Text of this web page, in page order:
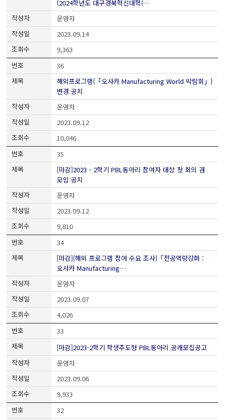
(2024학년도 대구경북혁신대학(…
운영자
2023.09.14
9,363
36
해외프로그램(「오사카 Manufacturing World 박람회」)
변경 공지
운영자
2023.09.12
10,046
35
[마감]2023 - 2학기 PBL동아리 참여자 대상 첫 회의 겸
모임 공지
운영자
2023.09.12
9,810
34
[마감](해외 프로그램 참여 수요 조사)「전공역량강화 :
오사카 Manufacturing…
운영자
2023.09.07
4,026
33
[마감]2023-2학기 학생주도형 PBL동아리 공개모집공고
운영자
2023.09.06
9,933
32